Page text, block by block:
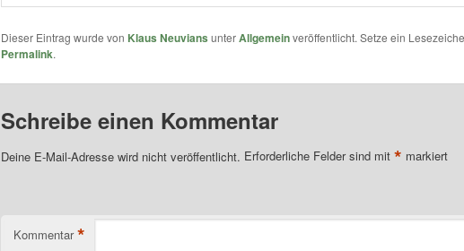
Dieser Eintrag wurde von Klaus Neuvians unterAllgemeinveröffentlicht. Setze ein
Permalink.
Schreibe einen Kommentar
Deine E-Mail-Adresse wird nicht veröffentlicht. Erforderliche Felder sind mit * markiert
Kommentar *